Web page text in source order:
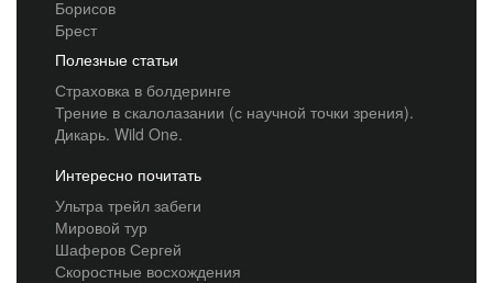
Борисов
Брест
Полезные статьи
Страховка в болдеринге
Трение в скалолазании (с научной точки зрения).
Дикарь. Wild One.
Интересно почитать
Ультра трейл забеги
Мировой тур
Шаферов Сергей
Скоростные восхождения